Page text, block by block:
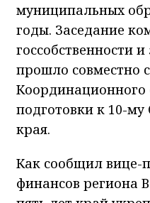
муниципальных
годы. Заседание
госсобственности
прошло совместно
Координационного
подготовки к 10-му
края.
Как сообщил вице-
финансов региона